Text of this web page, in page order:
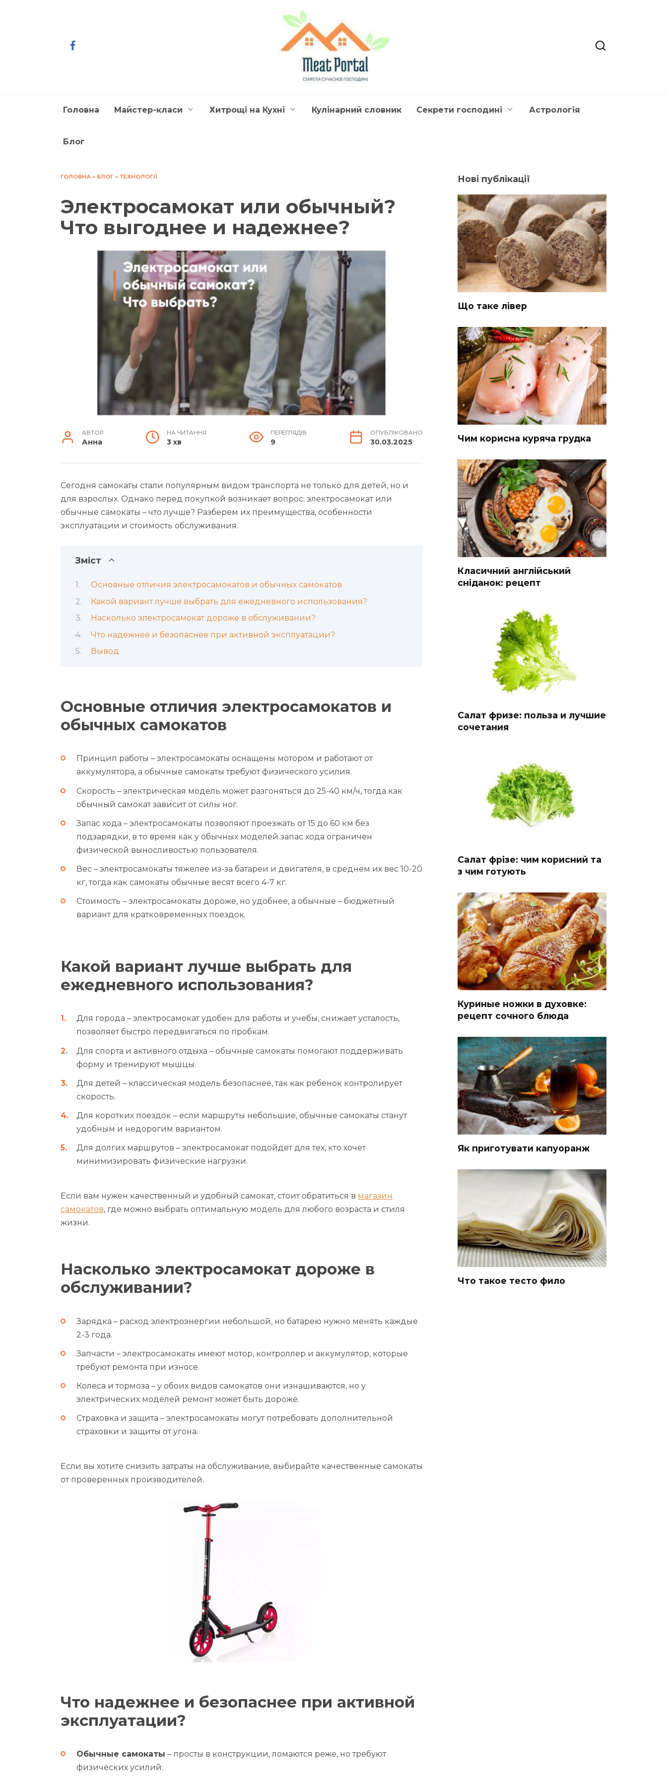
Головна Майстер-класи Хитрощі на Кухні Кулінарний словник Секрети господині Астрологія
Блог
ГОЛОВНА » БЛОГ » ТЕХНОЛОГІЇ
Электросамокат или обычный?
Что выгоднее и надежнее?
АВТОР
Анна
НА ЧИТАННЯ
3 хв
ПЕРЕГЛЯДІВ
9
ОПУБЛІКОВАНО
30.03.2025
Сегодня самокаты стали популярным видом транспорта не только для детей, но и
для взрослых. Однако перед покупкой возникает вопрос: электросамокат или
обычные самокаты – что лучше? Разберем их преимущества, особенности
эксплуатации и стоимость обслуживания.
Зміст
Основные отличия электросамокатов и обычных самокатов
Какой вариант лучше выбрать для ежедневного использования?
Насколько электросамокат дороже в обслуживании?
Что надежнее и безопаснее при активной эксплуатации?
Вывод
Основные отличия электросамокатов и
обычных самокатов
Принцип работы – электросамокаты оснащены мотором и работают от
аккумулятора, а обычные самокаты требуют физического усилия.
Скорость – электрическая модель может разгоняться до 25-40 км/ч, тогда как
обычный самокат зависит от силы ног.
Запас хода – электросамокаты позволяют проезжать от 15 до 60 км без
подзарядки, в то время как у обычных моделей запас хода ограничен
физической выносливостью пользователя.
Вес – электросамокаты тяжелее из-за батареи и двигателя, в среднем их вес 10-20
кг, тогда как самокаты обычные весят всего 4-7 кг.
Стоимость – электросамокаты дороже, но удобнее, а обычные – бюджетный
вариант для кратковременных поездок.
Какой вариант лучше выбрать для
ежедневного использования?
Для города – электросамокат удобен для работы и учебы, снижает усталость,
позволяет быстро передвигаться по пробкам.
Для спорта и активного отдыха – обычные самокаты помогают поддерживать
форму и тренируют мышцы.
Для детей – классическая модель безопаснее, так как ребенок контролирует
скорость.
Для коротких поездок – если маршруты небольшие, обычные самокаты станут
удобным и недорогим вариантом.
Для долгих маршрутов – электросамокат подойдет для тех, кто хочет
минимизировать физические нагрузки.
Если вам нужен качественный и удобный самокат, стоит обратиться в магазин
самокатов, где можно выбрать оптимальную модель для любого возраста и стиля
жизни.
Насколько электросамокат дороже в
обслуживании?
Зарядка – расход электроэнергии небольшой, но батарею нужно менять каждые
2-3 года.
Запчасти – электросамокаты имеют мотор, контроллер и аккумулятор, которые
требуют ремонта при износе.
Колеса и тормоза – у обоих видов самокатов они изнашиваются, но у
электрических моделей ремонт может быть дороже.
Страховка и защита – электросамокаты могут потребовать дополнительной
страховки и защиты от угона.
Если вы хотите снизить затраты на обслуживание, выбирайте качественные самокаты
от проверенных производителей.
Что надежнее и безопаснее при активной
эксплуатации?
Обычные самокаты – просты в конструкции, ломаются реже, но требуют
физических усилий.
Нові публікації
Що таке лівер
Чим корисна куряча грудка
Класичний англійський
сніданок: рецепт
Салат фризе: польза и лучшие
сочетания
Салат фрізе: чим корисний та
з чим готують
Куриные ножки в духовке:
рецепт сочного блюда
Як приготувати капуоранж
Что такое тесто фило